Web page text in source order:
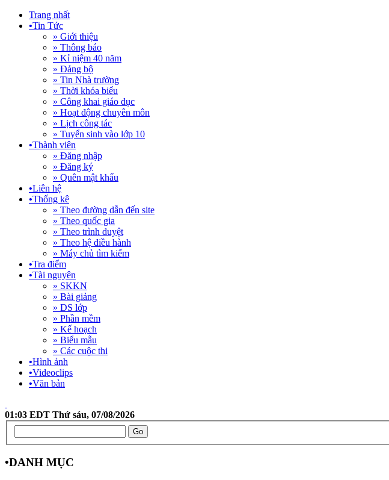
Trang nhất
•Tin Tức
» Giới thiệu
» Thông báo
» Kỉ niệm 40 năm
» Đảng bộ
» Tin Nhà trường
» Thời khóa biểu
» Công khai giáo dục
» Hoạt động chuyên môn
» Lịch công tác
» Tuyển sinh vào lớp 10
•Thành viên
» Đăng nhập
» Đăng ký
» Quên mật khẩu
•Liên hệ
•Thống kê
» Theo đường dẫn đến site
» Theo quốc gia
» Theo trình duyệt
» Theo hệ điều hành
» Máy chủ tìm kiếm
•Tra điểm
•Tài nguyên
» SKKN
» Bài giảng
» DS lớp
» Phần mềm
» Kế hoạch
» Biểu mẫu
» Các cuộc thi
•Hình ảnh
•Videoclips
•Văn bản
01:03 EDT Thứ sáu, 07/08/2026
•DANH MỤC